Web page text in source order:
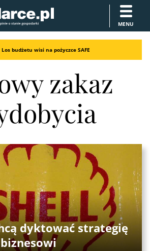
MENU
Los budżetu wisi na pożyczce SAFE
zakaz
dyktować strategię